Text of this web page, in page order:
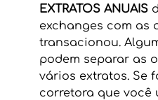
EXTRATOS ANUAIS
exchanges com as
transacionou.
podem separar as
vários extratos. Se
corretora que você